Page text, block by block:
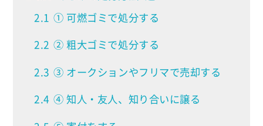
2.1 ① 可燃ゴミで処分する
2.2 ② 粗大ゴミで処分する
2.3 ③ オークションやフリマで売却する
2.4 ④ 知人・友人、知り合いに譲る